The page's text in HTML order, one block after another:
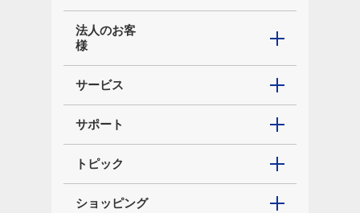
法人のお客
様
サービス
サポート
トピック
ショッピング